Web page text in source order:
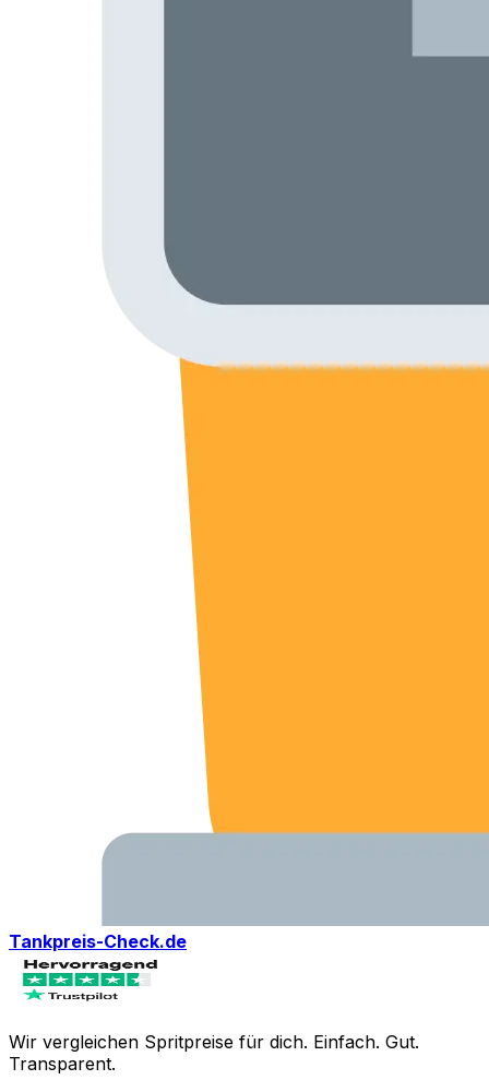
Tankpreis-Check.de
Wir vergleichen Spritpreise für dich. Einfach. Gut.
Transparent.